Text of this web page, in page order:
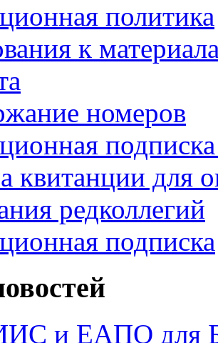
политика
к
номеров
квитанции для
редколлегий
подписка
и ЕАПО для